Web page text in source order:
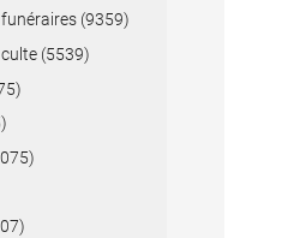
(9359)
(5539)